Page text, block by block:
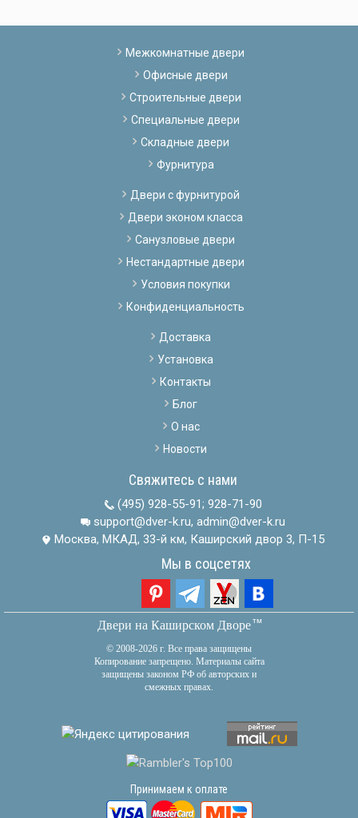
Межкомнатные двери
Офисные двери
Строительные двери
Специальные двери
Складные двери
Фурнитура
Двери с фурнитурой
Двери эконом класса
Санузловые двери
Нестандартные двери
Условия покупки
Конфиденциальность
Доставка
Установка
Контакты
Блог
О нас
Новости
Свяжитесь с нами
(495) 928-55-91; 928-71-90
support@dver-k.ru, admin@dver-k.ru
Москва, МКАД, 33-й км, Каширский двор 3, П-15
Мы в соцсетях
Двери на Каширском Дворетм
© 2008-2026 г. Все права защищены
Копирование запрещено. Материалы сайта
защищены законом РФ об авторских и
смежных правах.
Принимаем к оплате